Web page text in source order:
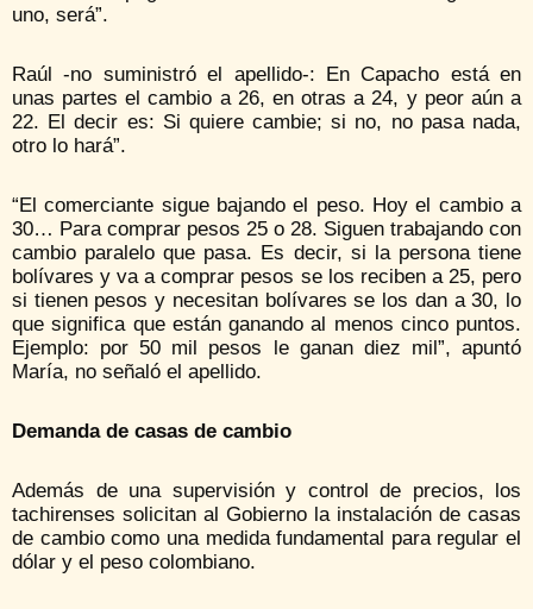
uno, será”.
Raúl -no suministró el apellido-: En Capacho está en
unas partes el cambio a 26, en otras a 24, y peor aún a
22. El decir es: Si quiere cambie; si no, no pasa nada,
otro lo hará”.
“El comerciante sigue bajando el peso. Hoy el cambio a
30… Para comprar pesos 25 o 28. Siguen trabajando con
cambio paralelo que pasa. Es decir, si la persona tiene
bolívares y va a comprar pesos se los reciben a 25, pero
si tienen pesos y necesitan bolívares se los dan a 30, lo
que significa que están ganando al menos cinco puntos.
Ejemplo: por 50 mil pesos le ganan diez mil”, apuntó
María, no señaló el apellido.
Demanda de casas de cambio
Además de una supervisión y control de precios, los
tachirenses solicitan al Gobierno la instalación de casas
de cambio como una medida fundamental para regular el
dólar y el peso colombiano.